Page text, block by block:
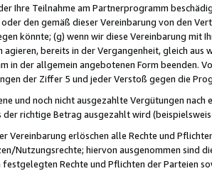
Ihre Teilnahme am Partnerprogramm
den gemäß dieser Vereinbarung von den
könnte; (g) wenn wir diese Vereinbarung mit
agieren, bereits in der Vergangenheit, gleich
in der allgemein angebotenen Form beenden.
der Ziffer 5 und jeder Verstoß gegen die
und noch nicht ausgezahlte Vergütungen
der richtige Betrag ausgezahlt wird
Vereinbarung erlöschen alle Rechte und
Nutzungsrechte; hiervon ausgenommen sind
Rechte und Pflichten der Parteien